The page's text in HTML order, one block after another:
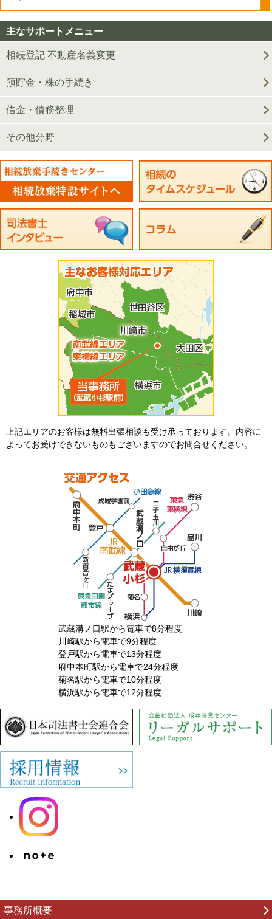
主なサポートメニュー
相続登記 不動産名義変更
預貯金・株の手続き
借金・債務整理
その他分野
上記エリアのお客様は無料出張相談も受け承っております。内容に
よってお受けできないものもございますのでお問合せください。
武蔵溝ノ口駅から電車で8分程度
川崎駅から電車で9分程度
登戸駅から電車で13分程度
府中本町駅から電車で24分程度
菊名駅から電車で10分程度
横浜駅から電車で12分程度
事務所概要